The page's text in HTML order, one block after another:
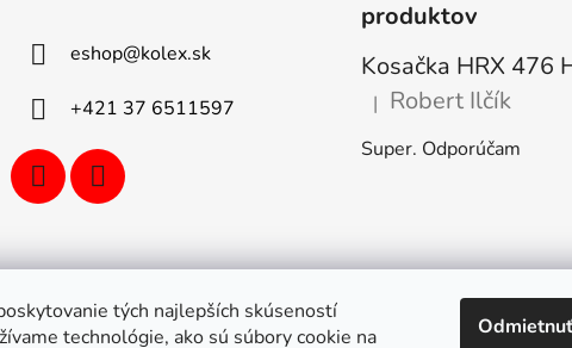
tých najlepších skúseností
technológie, ako sú súbory cookie na
Odmietnuť
eshop@kolex.sk
+421 37 6511597
produktov
Kosačka HRX 476
Hodnotenie produktu je
| Robert Ilčík
Super. Odporúčam